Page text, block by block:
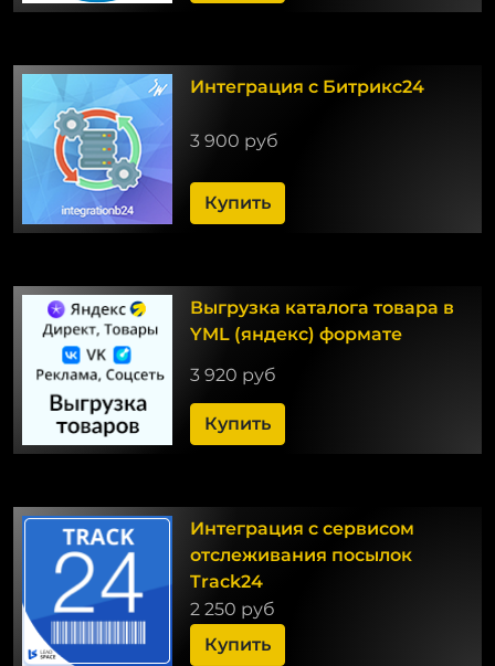
Интеграция с Битрикс24
3 900 руб
Купить
Выгрузка каталога товара в
YML (яндекс) формате
3 920 руб
Купить
Интеграция с сервисом
отслеживания посылок
Track24
2 250 руб
Купить